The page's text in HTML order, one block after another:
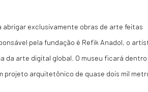
abrigar exclusivamente obras de arte feitas
pela fundação é Refik Anadol, o
da arte digital global. O museu ficará dentro
projeto arquitetônico de quase dois mil